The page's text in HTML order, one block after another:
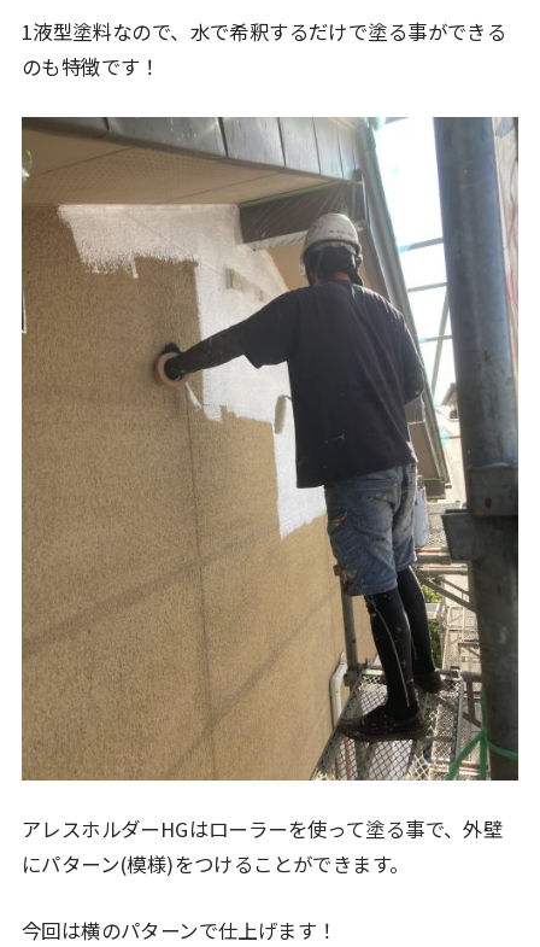
1液型塗料なので、水で希釈するだけで塗る事ができる
のも特徴です！
アレスホルダーHGはローラーを使って塗る事で、外壁
にパターン(模様)をつけることができます。
今回は横のパターンで仕上げます！